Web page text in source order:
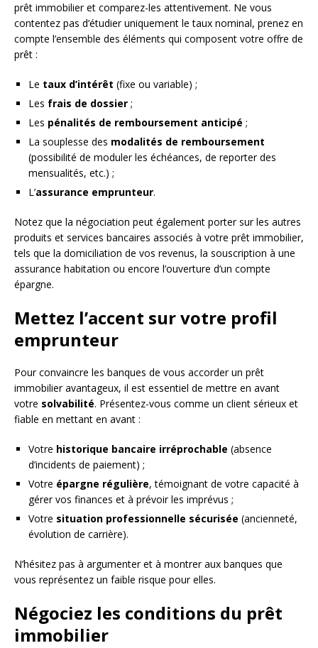
prêt immobilier et comparez-les attentivement. Ne vous
contentez pas d’étudier uniquement le taux nominal, prenez en
compte l’ensemble des éléments qui composent votre offre de
prêt :
Le taux d’intérêt (fixe ou variable) ;
Les frais de dossier ;
Les pénalités de remboursement anticipé ;
La souplesse des modalités de remboursement
(possibilité de moduler les échéances, de reporter des
mensualités, etc.) ;
L’assurance emprunteur.
Notez que la négociation peut également porter sur les autres
produits et services bancaires associés à votre prêt immobilier,
tels que la domiciliation de vos revenus, la souscription à une
assurance habitation ou encore l’ouverture d’un compte
épargne.
Mettez l’accent sur votre profil
emprunteur
Pour convaincre les banques de vous accorder un prêt
immobilier avantageux, il est essentiel de mettre en avant
votre solvabilité. Présentez-vous comme un client sérieux et
fiable en mettant en avant :
Votre historique bancaire irréprochable (absence
d’incidents de paiement) ;
Votre épargne régulière, témoignant de votre capacité à
gérer vos finances et à prévoir les imprévus ;
Votre situation professionnelle sécurisée (ancienneté,
évolution de carrière).
N’hésitez pas à argumenter et à montrer aux banques que
vous représentez un faible risque pour elles.
Négociez les conditions du prêt
immobilier